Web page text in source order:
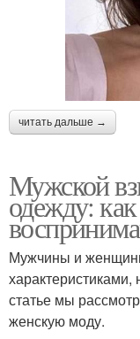
читать дальше →
Мужской
одежду:
Мужчины и
характеристиками,
статье мы
женскую моду.